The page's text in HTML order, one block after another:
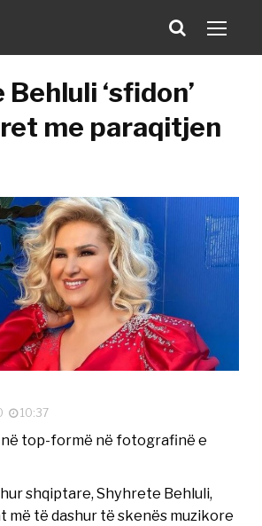
‘sfidon’
me paraqitjen
10:37
top-formë në fotografinë e
shqiptare, Shyhrete Behluli,
më të dashur të skenës muzikore